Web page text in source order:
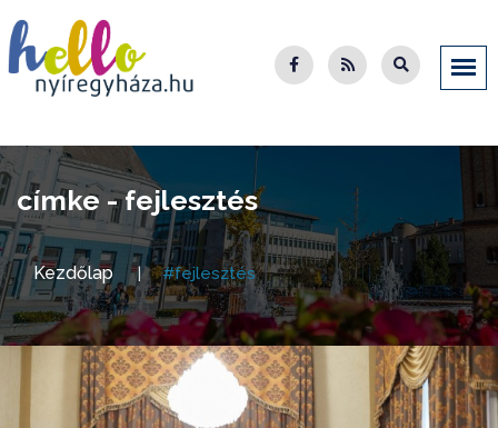
címke - fejlesztés
Kezdőlap #fejlesztés